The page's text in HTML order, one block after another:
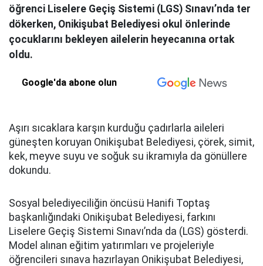
öğrenci Liselere Geçiş Sistemi (LGS) Sınavı’nda ter
dökerken, Onikişubat Belediyesi okul önlerinde
çocuklarını bekleyen ailelerin heyecanına ortak
oldu.
Google'da abone olun
Aşırı sıcaklara karşın kurduğu çadırlarla aileleri
güneşten koruyan Onikişubat Belediyesi, çörek, simit,
kek, meyve suyu ve soğuk su ikramıyla da gönüllere
dokundu.
Sosyal belediyeciliğin öncüsü Hanifi Toptaş
başkanlığındaki Onikişubat Belediyesi, farkını
Liselere Geçiş Sistemi Sınavı’nda da (LGS) gösterdi.
Model alınan eğitim yatırımları ve projeleriyle
öğrencileri sınava hazırlayan Onikişubat Belediyesi,